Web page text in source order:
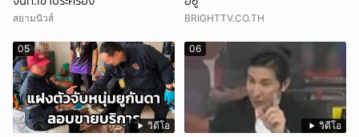
สยามนิวส์ BRIGHTTV.CO.TH
วิดีโอ
05
วิดีโอ
06